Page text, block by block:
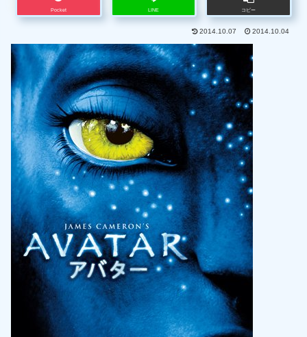
Pocket LINE コピー
2014.10.07 2014.10.04